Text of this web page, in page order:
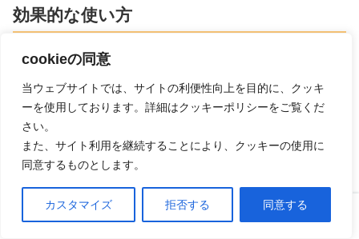
cookieの同意
当ウェブサイトでは、サイトの利便性向上を目的に、クッキ
ーを使用しております。詳細はクッキーポリシーをご覧くだ
さい。
また、サイト利用を継続することにより、クッキーの使用に
同意するものとします。
カスタマイズ 拒否する 同意する
効果的な使い方
姿勢を整える
足を少しだけ開いて立ちます。
首にフィットさせる